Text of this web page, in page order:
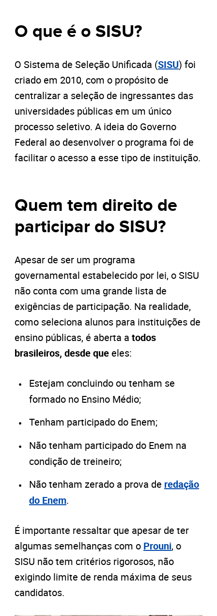
O que é o SISU?
O Sistema de Seleção Unificada (SISU) foi
criado em 2010, com o propósito de
centralizar a seleção de ingressantes das
universidades públicas em um único
processo seletivo. A ideia do Governo
Federal ao desenvolver o programa foi de
facilitar o acesso a esse tipo de instituição.
Quem tem direito de
participar do SISU?
Apesar de ser um programa
governamental estabelecido por lei, o SISU
não conta com uma grande lista de
exigências de participação. Na realidade,
como seleciona alunos para instituições de
ensino públicas, é aberta a todos
brasileiros, desde que eles:
Estejam concluindo ou tenham se
formado no Ensino Médio;
Tenham participado do Enem;
Não tenham participado do Enem na
condição de treineiro;
Não tenham zerado a prova de redação
do Enem.
É importante ressaltar que apesar de ter
algumas semelhanças com o Prouni, o
SISU não tem critérios rigorosos, não
exigindo limite de renda máxima de seus
candidatos.